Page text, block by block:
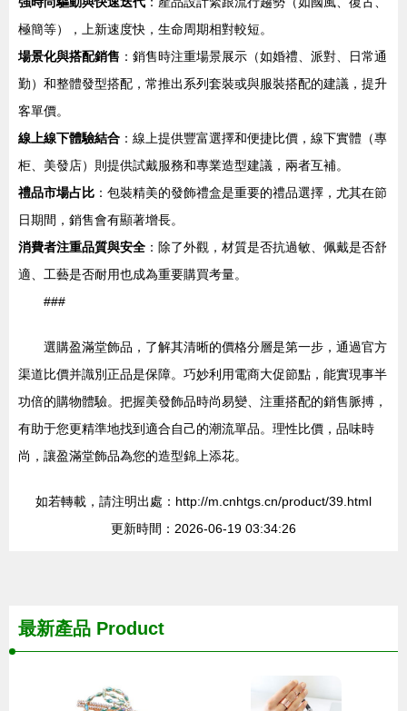
極簡等），上新速度快，生命周期相對較短。
場景化與搭配銷售 ：銷售時注重場景展示（如婚禮、派對、日常通
勤）和整體發型搭配，常推出系列套裝或與服裝搭配的建議，提升
客單價。
線上線下體驗結合 ：線上提供豐富選擇和便捷比價，線下實體（專
柜、美發店）則提供試戴服務和專業造型建議，兩者互補。
禮品市場占比 ：包裝精美的發飾禮盒是重要的禮品選擇，尤其在節
日期間，銷售會有顯著增長。
消費者注重品質與安全 ：除了外觀，材質是否抗過敏、佩戴是否舒
適、工藝是否耐用也成為重要購買考量。
###
選購盈滿堂飾品，了解其清晰的價格分層是第一步，通過官方
渠道比價并識別正品是保障。巧妙利用電商大促節點，能實現事半
功倍的購物體驗。把握美發飾品時尚易變、注重搭配的銷售脈搏，
有助于您更精準地找到適合自己的潮流單品。理性比價，品味時
尚，讓盈滿堂飾品為您的造型錦上添花。
如若轉載，請注明出處：http://m.cnhtgs.cn/product/39.html
更新時間：2026-06-19 03:34:26
最新產品 Product